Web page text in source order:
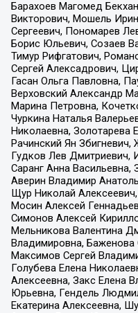
Барахоев Магомед
Викторович, Мошель
Сергеевич, Пономарев
Борис Юльевич, Созаев
Тимур Рифгатович,
Сергей Алексадрович,
Гасан Ольга Павловна,
Верховский Александр
Марина Петровна,
Чуркина Наталья
Николаевна, Золотарева
Рачинский Ян
Гудков Лев Дмитриевич,
Саранг Анна Васильевна,
Аверин Владимир
Щур Николай
Мосин Алексей
Симонов Алексей
Мельникова Валентина
Владимировна, Баженова
Максимов Сергей
Голубева Елена
Алексеевна, Закс Елена
Юрьевна, Гендель
Екатерина Алексеевна,